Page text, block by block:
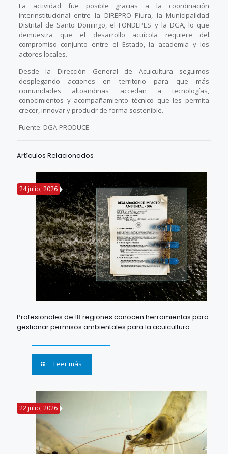
La actividad fue posible gracias a la coordinación
interinstitucional entre la DIREPRO Piura, la Municipalidad
Distrital de Santo Domingo, el FONDEPES y la DGA, lo que
demuestra que el desarrollo acuícola requiere del
compromiso conjunto entre el Estado, la academia y los
actores locales.
Desde la Dirección General de Acuicultura seguimos
desplegando acciones en territorio para que más
comunidades altoandinas accedan a tecnologías,
conocimientos y acompañamiento técnico que les permita
crecer, innovar y producir de forma sostenible.
Fuente: DGA-PRODUCE
Artículos Relacionados
24 julio, 2026
Profesionales de 18 regiones conocen herramientas para
gestionar permisos ambientales para la acuicultura
Leer más
22 julio, 2026